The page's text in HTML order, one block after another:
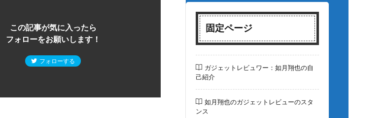
この記事が気に入ったら
フォローをお願いします！
フォローする
固定ページ
ガジェットレビュワー：如月翔也の自
己紹介
如月翔也のガジェットレビューのスタ
ンス